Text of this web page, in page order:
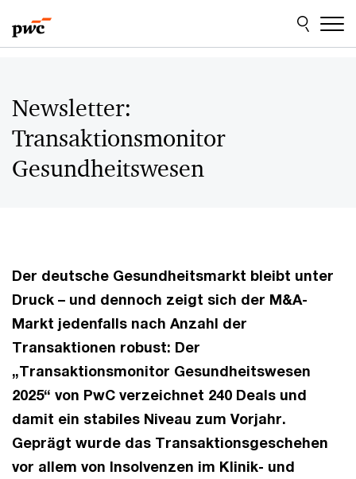
to
content
to
footer
Newsletter:
Transaktionsmonitor
Gesundheitswesen
Der deutsche Gesundheitsmarkt bleibt unter
Druck – und dennoch zeigt sich der M&A-
Markt jedenfalls nach Anzahl der
Transaktionen robust: Der
„Transaktionsmonitor Gesundheitswesen
2025“ von PwC verzeichnet 240 Deals und
damit ein stabiles Niveau zum Vorjahr.
Geprägt wurde das Transaktionsgeschehen
vor allem von Insolvenzen im Klinik- und